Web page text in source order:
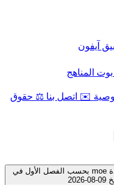
آيفون
بوت المناهج
✉️ اتصل بنا ⚖️ حقوق
جميع الملفات المتوفرة بحسب KG2 في مادة moe بحسب الفصل الأول في